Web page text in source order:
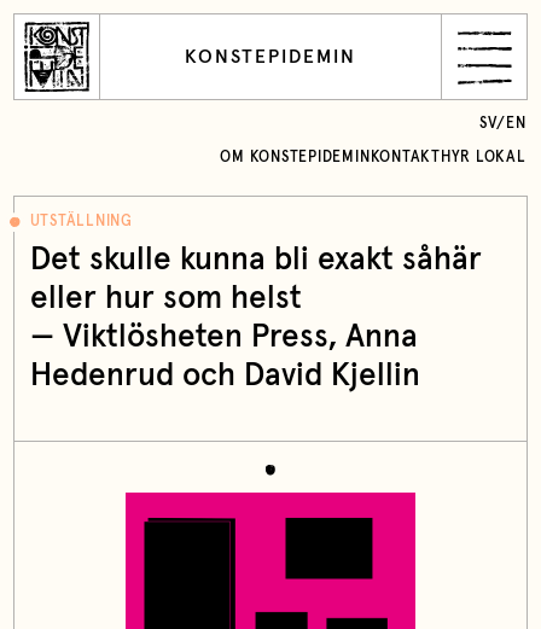
KONSTEPIDEMIN
OM KONSTEPIDEMIN KONTAKT HYR LOKAL
SV/ EN
UTSTÄLLNING
Det skulle kunna bli exakt såhär
eller hur som helst
— Viktlösheten Press, Anna
Hedenrud och David Kjellin